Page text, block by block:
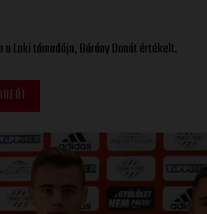
Loki támadója, Bárány Donát értékelt.